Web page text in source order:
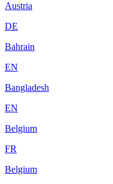
Austria
DE
Bahrain
EN
Bangladesh
EN
Belgium
FR
Belgium